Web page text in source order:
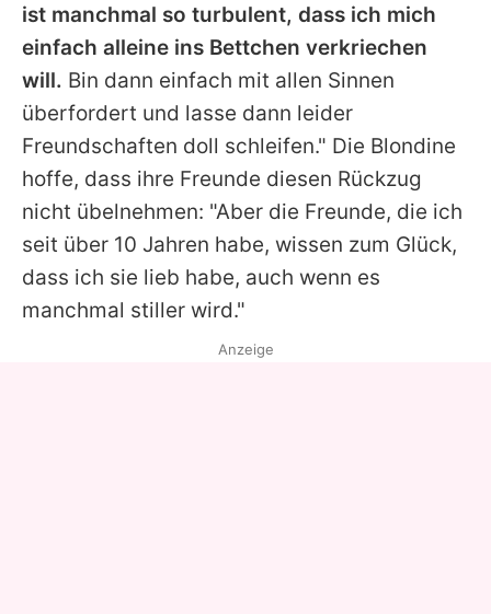
ist manchmal so turbulent, dass ich mich
einfach alleine ins Bettchen verkriechen
will. Bin dann einfach mit allen Sinnen
überfordert und lasse dann leider
Freundschaften doll schleifen." Die Blondine
hoffe, dass ihre Freunde diesen Rückzug
nicht übelnehmen: "Aber die Freunde, die ich
seit über 10 Jahren habe, wissen zum Glück,
dass ich sie lieb habe, auch wenn es
manchmal stiller wird."
Anzeige